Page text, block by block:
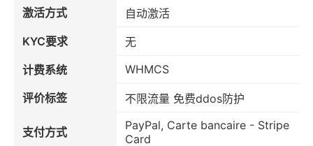
激活方式
自动激活
KYC要求
无
计费系统
WHMCS
评价标签 不限流量 免费ddos防护
支付方式
PayPal, Carte bancaire - Stripe
Card